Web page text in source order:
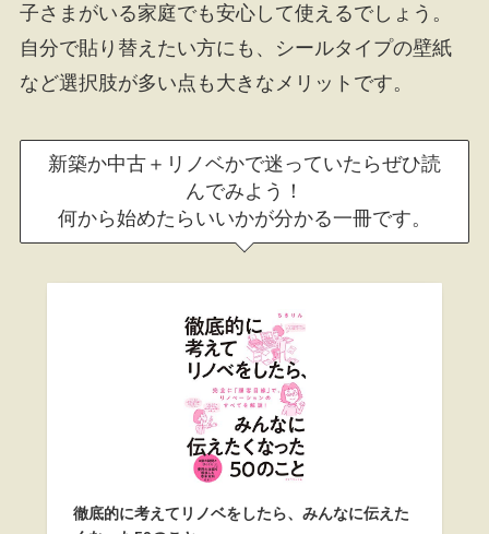
子さまがいる家庭でも安心して使えるでしょう。
自分で貼り替えたい方にも、シールタイプの壁紙
など選択肢が多い点も大きなメリットです。
新築か中古＋リノベかで迷っていたらぜひ読
んでみよう！
何から始めたらいいかが分かる一冊です。
徹底的に考えてリノベをしたら、みんなに伝えた